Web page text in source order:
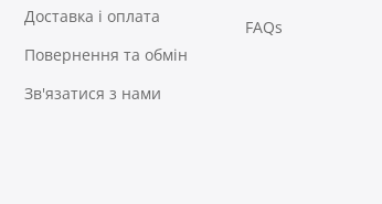
Доставка і оплата
Повернення та обмін
Зв'язатися з нами
FAQs